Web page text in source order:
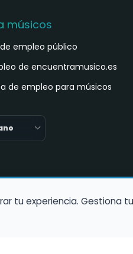
músicos
empleo público
de encuentramusico.es
de empleo para músicos
tu experiencia. Gestiona